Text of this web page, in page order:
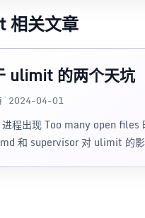
相关文章
ulimit 的两个天坑
· 2024-04-01
程出现 Too many open files
和 supervisor 对 ulimit 的